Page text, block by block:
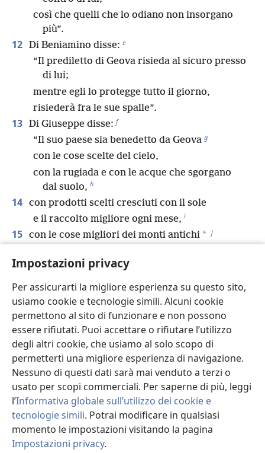
Impostazioni privacy
Per assicurarti la migliore esperienza su questo sito,
usiamo cookie e tecnologie simili. Alcuni cookie
permettono al sito di funzionare e non possono
essere rifiutati. Puoi accettare o rifiutare l’utilizzo
degli altri cookie, che usiamo al solo scopo di
permetterti una migliore esperienza di navigazione.
Nessuno di questi dati sarà mai venduto a terzi o
usato per scopi commerciali. Per saperne di più, leggi
l’Informativa globale sull’utilizzo dei cookie e
tecnologie simili. Potrai modificare in qualsiasi
momento le impostazioni visitando la pagina
Impostazioni privacy.
così che quelli che lo odiano non insorgano
più”.
12 Di Beniamino disse: e
“Il prediletto di Geova risieda al sicuro presso
di lui;
mentre egli lo protegge tutto il giorno,
risiederà fra le sue spalle”.
13 Di Giuseppe disse: f
“Il suo paese sia benedetto da Geova g
con le cose scelte del cielo,
con la rugiada e con le acque che sgorgano
dal suolo, h
14 con prodotti scelti cresciuti con il sole
e il raccolto migliore ogni mese, i
15 con le cose migliori dei monti antichi * j
16 con le cose scelte della terra e ciò che essa
produce,
e con l’approvazione di Colui che risiede nel
roveto.
Vengano sulla testa di Giuseppe,
sulla sommità del capo di colui che fu scelto
tra i suoi fratelli.
m
17 Il suo splendore è come quello di un toro
primogenito,
e le sue corna sono le corna di un toro
selvatico.
Con esse spingerà *i popoli,